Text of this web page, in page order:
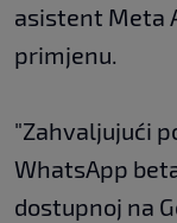
asistent Meta
primjenu.
"Zahvaljujući
WhatsApp
dostupnoj na